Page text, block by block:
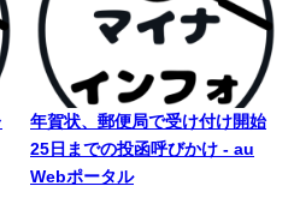
年賀状、郵便局で受け付け開始
25日までの投函呼びかけ - au
Webポータル